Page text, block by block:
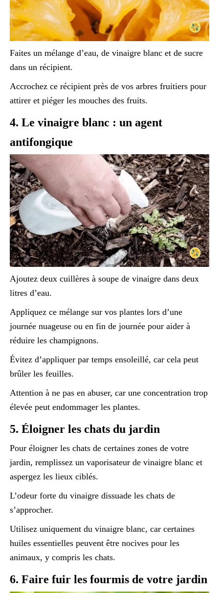
Faites un mélange d’eau, de vinaigre blanc et de sucre
dans un récipient.
Accrochez ce récipient près de vos arbres fruitiers pour
attirer et piéger les mouches des fruits.
4. Le vinaigre blanc : un agent
antifongique
Ajoutez deux cuillères à soupe de vinaigre dans deux
litres d’eau.
Appliquez ce mélange sur vos plantes lors d’une
journée nuageuse ou en fin de journée pour aider à
réduire les champignons.
Évitez d’appliquer par temps ensoleillé, car cela peut
brûler les feuilles.
Attention à ne pas en abuser, car une concentration trop
élevée peut endommager les plantes.
5. Éloigner les chats du jardin
Pour éloigner les chats de certaines zones de votre
jardin, remplissez un vaporisateur de vinaigre blanc et
aspergez les lieux ciblés.
L’odeur forte du vinaigre dissuade les chats de
s’approcher.
Utilisez uniquement du vinaigre blanc, car certaines
huiles essentielles peuvent être nocives pour les
animaux, y compris les chats.
6. Faire fuir les fourmis de votre jardin